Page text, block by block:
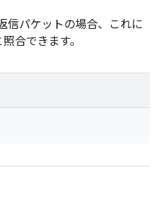
信パケットの場合、これに
合できます。